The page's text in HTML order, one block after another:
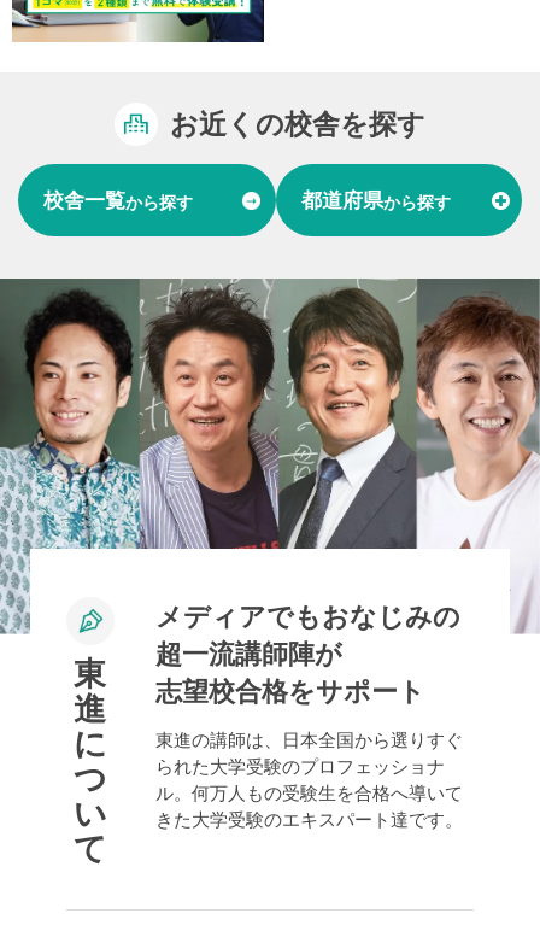
お近くの校舎を探す
校舎一覧から探す 都道府県から探す
東海 愛知県 岐阜県
関西 大阪府 兵庫県
中国 山口県
九州 福岡県 熊本県 長崎県
東
進
に
つ
い
て
メディアでもおなじみの
超一流講師陣が
志望校合格をサポート
東進の講師は、日本全国から選りすぐ
られた大学受験のプロフェッショナ
ル。何万人もの受験生を合格へ導いて
きた大学受験のエキスパート達です。